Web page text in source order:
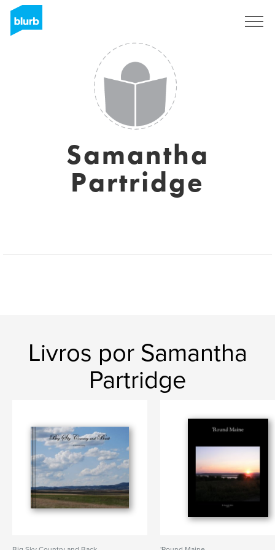
Samantha
Partridge
Livros por Samantha
Partridge